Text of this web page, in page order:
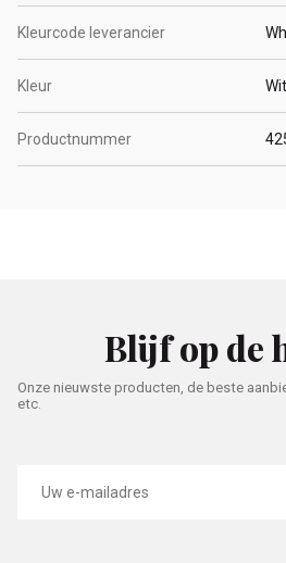
Kleurcode leverancier
Kleur Wit
Productnummer
Blijf op de
Onze nieuwste producten, de beste
etc.
mailadres